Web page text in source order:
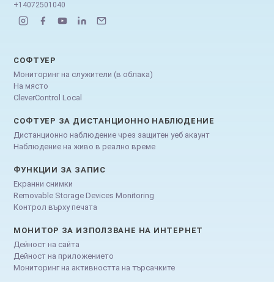
+14072501040
СОФТУЕР
Мониторинг на служители (в облака)
На място
CleverControl Local
СОФТУЕР ЗА ДИСТАНЦИОННО НАБЛЮДЕНИЕ
Дистанционно наблюдение чрез защитен уеб акаунт
Наблюдение на живо в реално време
ФУНКЦИИ ЗА ЗАПИС
Екранни снимки
Removable Storage Devices Monitoring
Контрол върху печата
МОНИТОР ЗА ИЗПОЛЗВАНЕ НА ИНТЕРНЕТ
Дейност на сайта
Дейност на приложението
Мониторинг на активността на търсачките